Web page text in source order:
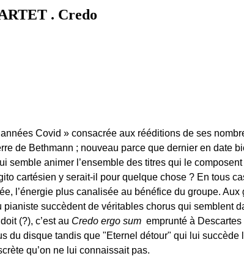
. Credo
Covid » consacrée aux rééditions de ses
de Bethmann ; nouveau parce que dernier en date
semble animer l’ensemble des titres qui le
cartésien y serait-il pour quelque chose ? En tous
l’énergie plus canalisée au bénéfice du groupe.
pianiste succèdent de véritables chorus qui semblent
(?), c’est au Credo ergo sum emprunté à Descartes
du disque tandis que "Eternel détour" qui lui succède
qu’on ne lui connaissait pas.